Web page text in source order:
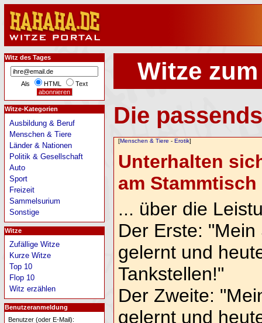
Witze
Die
[Menschen & Tiere - Erotik]
Unterhalten
am Stammtisch
... über die
Der Erste:
gelernt und
Tankstellen!"
Der Zweite:
gelernt und
Witz des Tages
Als HTML Text
Witze-Kategorien
Ausbildung & Beruf
Menschen & Tiere
Länder & Nationen
Politik & Gesellschaft
Auto
Sport
Freizeit
Sammelsurium
Sonstige
Witze
Zufällige Witze
Kurze Witze
Top 10
Flop 10
Witz erzählen
Benutzeranmeldung
Benutzer (oder E-Mail):